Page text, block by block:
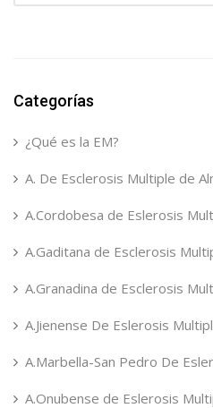
Categorías
¿Qué es la EM?
A. De Esclerosis Multiple de
A.Cordobesa de Eslerosis
A.Gaditana de Esclerosis
A.Granadina de Esclerosis
A.Jienense De Eslerosis
A.Marbella-San Pedro De
A.Onubense de Eslerosis